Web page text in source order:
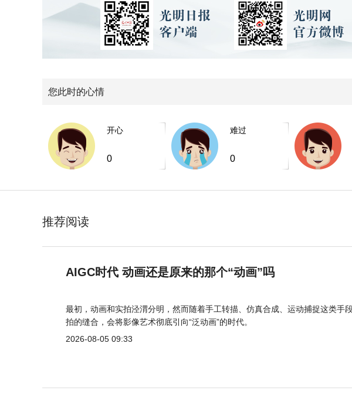
您此时的心情
开心
0
难过
0
推荐阅读
AIGC时代 动画还是原来的那个“动画”吗
最初，动画和实拍泾渭分明，然而随着手工转描、仿真合成、运动捕捉这类手
拍的缝合，会将影像艺术彻底引向“泛动画”的时代。
2026-08-05 09:33